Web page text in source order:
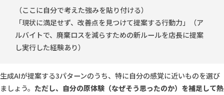
（ここに自分で考えた強みを貼り付ける）
「現状に満足せず、改善点を見つけて提案する行動力」（ア
ルバイトで、廃棄ロスを減らすための新ルールを店長に提案
し実行した経験あり）
生成AIが提案する3パターンのうち、特に自分の感覚に近いものを選び
ましょう。 ただし、自分の原体験（なぜそう思ったのか）を補足して熱